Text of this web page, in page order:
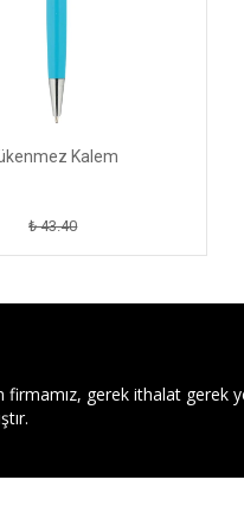
Kalem
₺ 43.40
firmamız, gerek ithalat gerek